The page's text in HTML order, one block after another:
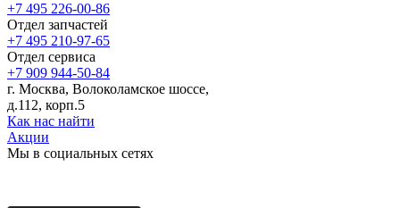
+7 495 226-00-86
Отдел запчастей
+7 495 210-97-65
Отдел сервиса
+7 909 944-50-84
г. Москва, Волоколамское шоссе,
д.112, корп.5
Как нас найти
Акции
Мы в социальных сетях